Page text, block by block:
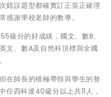
錯誤題型都確實訂正並正確理
感謝學校老師的教導。
級分的好成績，國文、數B、
文、數A及自然科頂標與全國
在師長的積極帶領與學生的努
任四科達40級分以上共11人，